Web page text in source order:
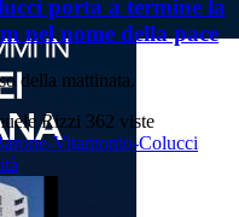
porta a termine la
nel nome della pace
della mattinata.
Rizzi 362 viste
Vitantonio-Colucci